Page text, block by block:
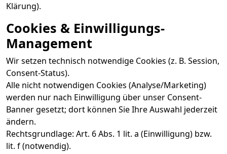
Klärung).
Cookies & Einwilligungs-
Management
Wir setzen technisch notwendige Cookies (z. B. Session,
Consent-Status).
Alle nicht notwendigen Cookies (Analyse/Marketing)
werden nur nach Einwilligung über unser Consent-
Banner gesetzt; dort können Sie Ihre Auswahl jederzeit
ändern.
Rechtsgrundlage: Art. 6 Abs. 1 lit. a (Einwilligung) bzw.
lit. f (notwendig).